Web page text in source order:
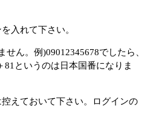
入れて下さい。
ん。例)09012345678でしたら、
81というのは日本国番になりま
えておいて下さい。ログインの